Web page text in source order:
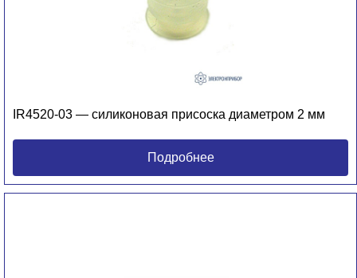
IR4520-03 — силиконовая присоска диаметром 2 мм
Подробнее